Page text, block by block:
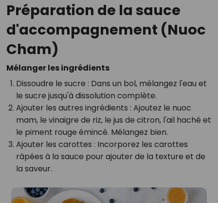
Préparation de la sauce
d'accompagnement (Nuoc
Cham)
Mélanger les ingrédients
Dissoudre le sucre : Dans un bol, mélangez l'eau et
le sucre jusqu'à dissolution complète.
Ajouter les autres ingrédients : Ajoutez le nuoc
mam, le vinaigre de riz, le jus de citron, l'ail haché et
le piment rouge émincé. Mélangez bien.
Ajouter les carottes : Incorporez les carottes
râpées à la sauce pour ajouter de la texture et de
la saveur.